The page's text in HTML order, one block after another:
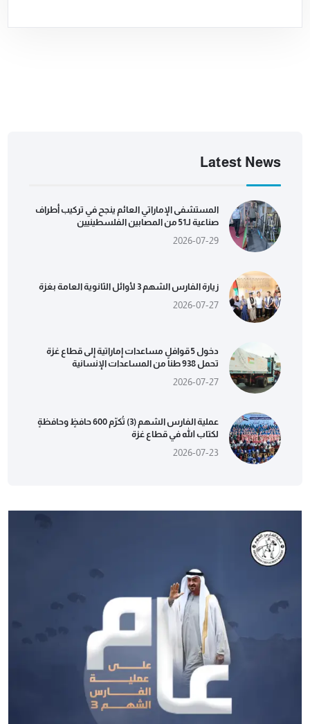
Latest News
المستشفى الإماراتي العائم ينجح في تركيب أطراف
صناعية لـ51 من المصابين الفلسطينيين
2026-07-29
زيارة الفارس الشهم 3 لأوائل الثانوية العامة بغزة
2026-07-27
دخول 5 قوافل مساعدات إماراتية إلى قطاع غزة
تحمل 938 طناً من المساعدات الإنسانية
2026-07-27
عملية الفارس الشهم (3) تُكرّم 600 حافظٍ وحافظةٍ
لكتاب الله في قطاع غزة
2026-07-23